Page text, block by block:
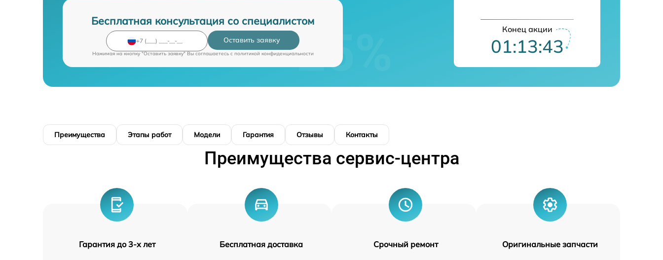
Бесплатная консультация со специалистом
Оставить заявку
Нажимая на кнопку "Оставить заявку" Вы соглашаетесь c политикой конфиденциальности
Конец акции
01:13:42
Преимущества Этапы работ Модели Гарантия Отзывы Контакты
Преимущества сервис-центра
Гарантия до 3-х лет Бесплатная доставка Срочный ремонт Оригинальные запчасти